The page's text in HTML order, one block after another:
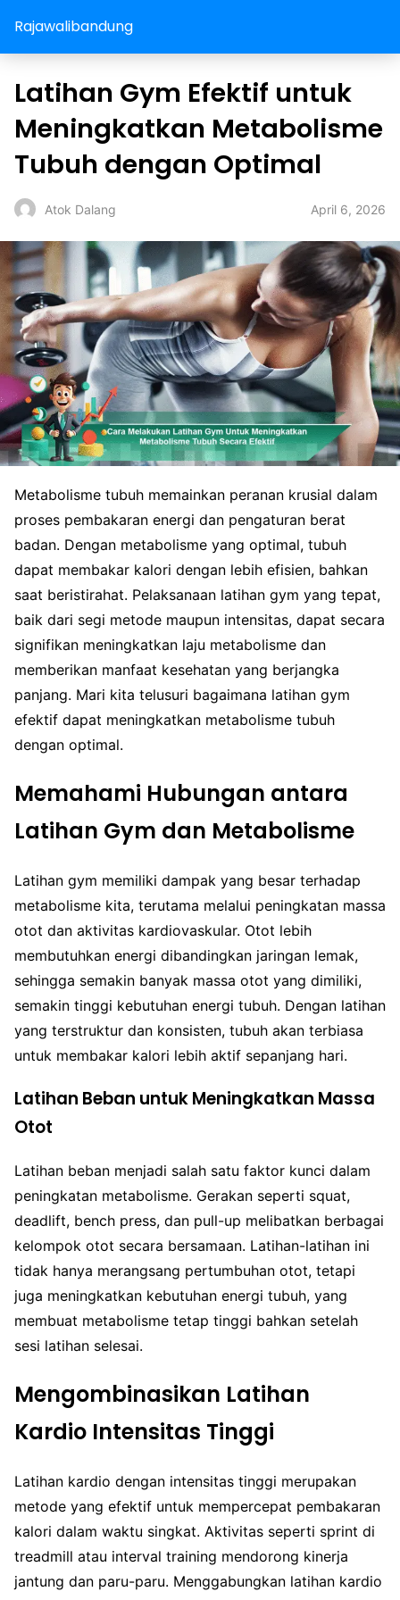
Rajawalibandung
Latihan Gym Efektif untuk
Meningkatkan Metabolisme
Tubuh dengan Optimal
Atok Dalang April 6, 2026
Metabolisme tubuh memainkan peranan krusial dalam
proses pembakaran energi dan pengaturan berat
badan. Dengan metabolisme yang optimal, tubuh
dapat membakar kalori dengan lebih efisien, bahkan
saat beristirahat. Pelaksanaan latihan gym yang tepat,
baik dari segi metode maupun intensitas, dapat secara
signifikan meningkatkan laju metabolisme dan
memberikan manfaat kesehatan yang berjangka
panjang. Mari kita telusuri bagaimana latihan gym
efektif dapat meningkatkan metabolisme tubuh
dengan optimal.
Memahami Hubungan antara
Latihan Gym dan Metabolisme
Latihan gym memiliki dampak yang besar terhadap
metabolisme kita, terutama melalui peningkatan massa
otot dan aktivitas kardiovaskular. Otot lebih
membutuhkan energi dibandingkan jaringan lemak,
sehingga semakin banyak massa otot yang dimiliki,
semakin tinggi kebutuhan energi tubuh. Dengan latihan
yang terstruktur dan konsisten, tubuh akan terbiasa
untuk membakar kalori lebih aktif sepanjang hari.
Latihan Beban untuk Meningkatkan Massa
Otot
Latihan beban menjadi salah satu faktor kunci dalam
peningkatan metabolisme. Gerakan seperti squat,
deadlift, bench press, dan pull-up melibatkan berbagai
kelompok otot secara bersamaan. Latihan-latihan ini
tidak hanya merangsang pertumbuhan otot, tetapi
juga meningkatkan kebutuhan energi tubuh, yang
membuat metabolisme tetap tinggi bahkan setelah
sesi latihan selesai.
Mengombinasikan Latihan
Kardio Intensitas Tinggi
Latihan kardio dengan intensitas tinggi merupakan
metode yang efektif untuk mempercepat pembakaran
kalori dalam waktu singkat. Aktivitas seperti sprint di
treadmill atau interval training mendorong kinerja
jantung dan paru-paru. Menggabungkan latihan kardio